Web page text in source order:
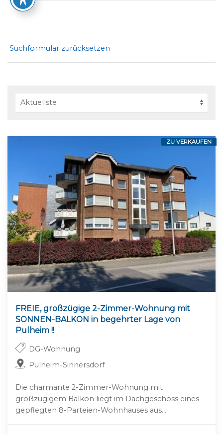
Suchformular zurücksetzen
FREIE, großzügige 2-Zimmer-Wohnung mit
SONNEN-BALKON in begehrter Lage von
Pulheim !!
DG-Wohnung
Pulheim-Sinnersdorf
Die charmante 2-Zimmer-Wohnung mit
großzügigem Balkon liegt im Dachgeschoss eines
gepflegten 8-Parteien-Wohnhauses aus...
ZU VERKAUFEN